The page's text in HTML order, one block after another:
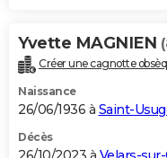
Yvette MAGNIEN
Créer une cagnotte
Naissance
26/06/1936 à Saint-
Décès